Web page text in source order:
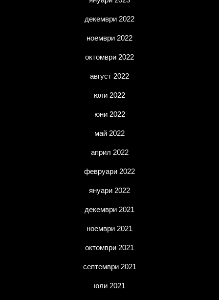
декември 2022
ноември 2022
октомври 2022
август 2022
юли 2022
юни 2022
май 2022
април 2022
февруари 2022
януари 2022
декември 2021
ноември 2021
октомври 2021
септември 2021
юли 2021